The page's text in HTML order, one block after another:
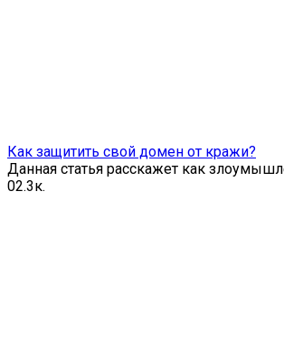
Как защитить свой домен от кражи?
Данная статья расскажет как
02.3к.